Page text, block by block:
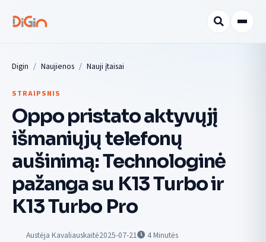
Digin Naujienos Nauji įtaisai
STRAIPSNIS
Oppo pristato aktyvųjį
išmaniųjų telefonų
aušinimą: Technologinė
pažanga su K13 Turbo ir
K13 Turbo Pro
Austėja Kavaliauskaitė2025-07-21 4Minutės